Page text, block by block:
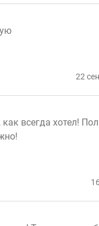
22
всегда хотел!